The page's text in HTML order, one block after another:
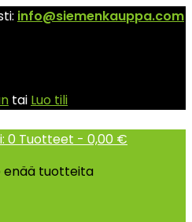
info@siemenkauppa.com
tai Luo tili
0 Tuotteet - 0,00 €
enää tuotteita